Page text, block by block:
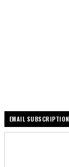
EMAIL SUBSCRIPTION